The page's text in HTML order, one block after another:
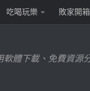
吃喝玩樂 敗家開箱
軟體下載、免費資源